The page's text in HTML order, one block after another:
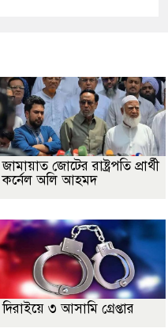
জামায়াত জোটের রাষ্ট্রপতি প্রার্থী
কর্নেল অলি আহমদ
দিরাইয়ে ৩ আসামি গ্রেপ্তার